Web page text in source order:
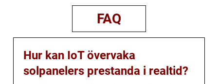
FAQ
Hur kan IoT övervaka
solpanelers prestanda i realtid?